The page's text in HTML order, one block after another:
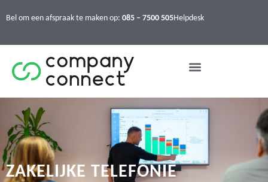
Bel om een afspraak te maken op: 085 – 7500 505Helpdesk
ZAKELIJKE TELEFONIE